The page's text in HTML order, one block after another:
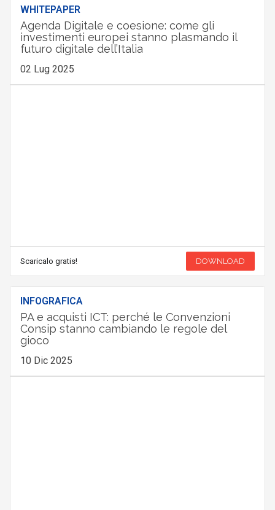
WHITEPAPER
Agenda Digitale e coesione: come gli
investimenti europei stanno plasmando il
futuro digitale dell’Italia
02 Lug 2025
Scaricalo gratis! DOWNLOAD
INFOGRAFICA
PA e acquisti ICT: perché le Convenzioni
Consip stanno cambiando le regole del
gioco
10 Dic 2025